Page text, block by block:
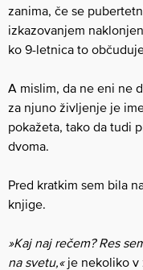
zanima, če se
izkazovanjem
ko 9-letnica to
A mislim, da ne eni ne
za njuno življenje je
pokažeta, tako da tudi
dvoma.
Pred kratkim sem bila
knjige.
»Kaj naj rečem? Res
na svetu,«je nekoliko v